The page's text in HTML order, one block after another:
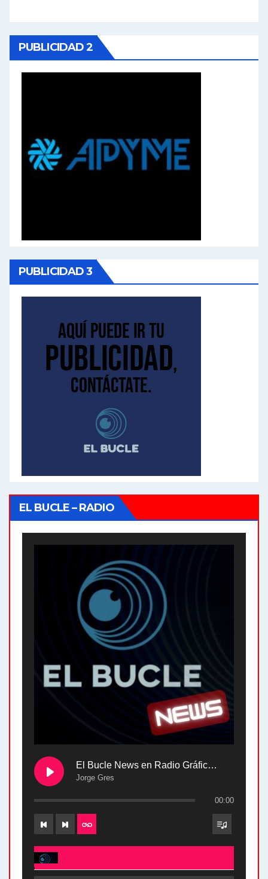
PUBLICIDAD 2
PUBLICIDAD 3
EL BUCLE – RADIO
El Bucle News en Radio Gráfica. Bloque 2 . 28.04.24
Jorge Gres
00:00
El Bucle News en Radio Gráfica. Bloque 2 . 28.04.24 - Jorge Gres